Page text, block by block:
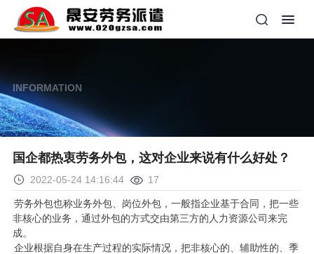
INFORMATION
国企都热衷劳务外包，这对企业来说有什么好处？
2022-05-24 14:16:44 17
劳务外包也称业务外包、岗位外包，一般指企业基于合同，把一些
非核心的业务，通过外包的方式交由第三方的人力资源公司来完
成。
企业根据自身在生产过程的实际情况，把非核心的、辅助性的、季